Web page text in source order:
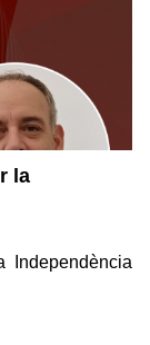
la